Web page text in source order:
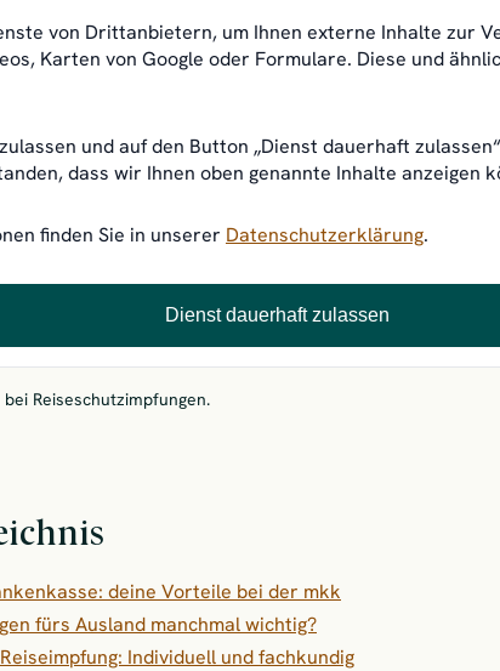
von Drittanbietern, um Ihnen externe Inhalte zur
Karten von Google oder Formulare. Diese und
und auf den Button „Dienst dauerhaft
dass wir Ihnen oben genannte Inhalte anzeigen
finden Sie in unserer Datenschutzerklärung.
Dienst dauerhaft zulassen
Reiseschutzimpfungen.
deine Vorteile bei der mkk
fürs Ausland manchmal wichtig?
Individuell und fachkundig